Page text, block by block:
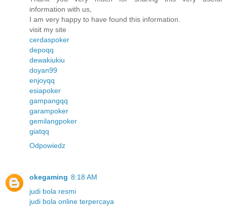
information with us,
I am very happy to have found this information.
visit my site
cerdaspoker
depoqq
dewakiukiu
doyan99
enjoyqq
esiapoker
gampangqq
garampoker
gemilangpoker
giatqq
Odpowiedz
okegaming 8:18 AM
judi bola resmi
judi bola online terpercaya